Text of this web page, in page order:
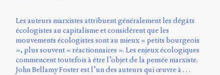
Les auteurs marxistes attribuent généralement les dégâts
écologistes au capitalisme et considèrent que les
mouvements écologistes sont au mieux « petits bourgeois
», plus souvent « réactionnaires ». Les enjeux écologiques
commencent toutefois à être l’objet de la pensée marxiste.
John Bellamy Foster est l’un des auteurs qui œuvre à …